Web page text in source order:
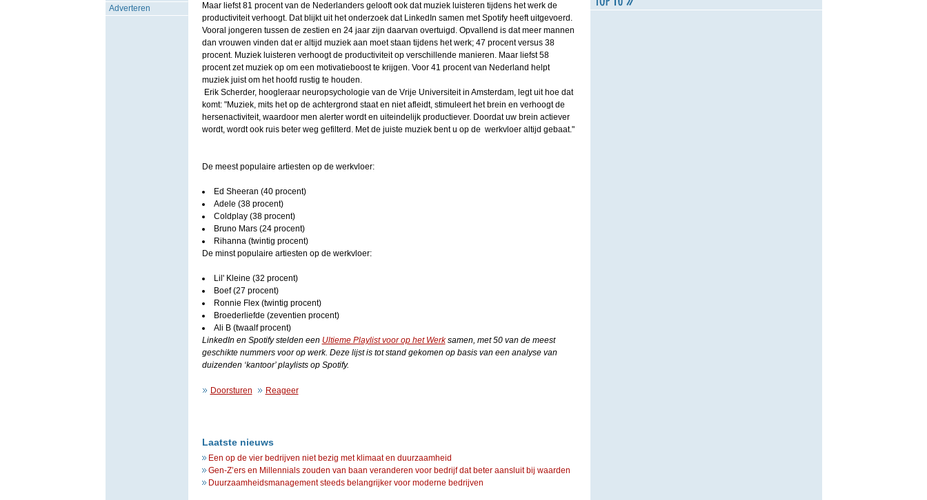
Adverteren
Maar liefst 81 procent van de Nederlanders gelooft ook dat muziek luisteren tijdens het werk de
productiviteit verhoogt. Dat blijkt uit het onderzoek dat LinkedIn samen met Spotify heeft uitgevoerd.
Vooral jongeren tussen de zestien en 24 jaar zijn daarvan overtuigd. Opvallend is dat meer mannen
dan vrouwen vinden dat er altijd muziek aan moet staan tijdens het werk; 47 procent versus 38
procent. Muziek luisteren verhoogt de productiviteit op verschillende manieren. Maar liefst 58
procent zet muziek op om een motivatieboost te krijgen. Voor 41 procent van Nederland helpt
muziek juist om het hoofd rustig te houden.
Erik Scherder, hoogleraar neuropsychologie van de Vrije Universiteit in Amsterdam, legt uit hoe dat
komt: "Muziek, mits het op de achtergrond staat en niet afleidt, stimuleert het brein en verhoogt de
hersenactiviteit, waardoor men alerter wordt en uiteindelijk productiever. Doordat uw brein actiever
wordt, wordt ook ruis beter weg gefilterd. Met de juiste muziek bent u op de werkvloer altijd gebaat."
De meest populaire artiesten op de werkvloer:
Ed Sheeran (40 procent)
Adele (38 procent)
Coldplay (38 procent)
Bruno Mars (24 procent)
Rihanna (twintig procent)
De minst populaire artiesten op de werkvloer:
Lil' Kleine (32 procent)
Boef (27 procent)
Ronnie Flex (twintig procent)
Broederliefde (zeventien procent)
Ali B (twaalf procent)
LinkedIn en Spotify stelden een Ultieme Playlist voor op het Werksamen, met 50 van de meest
geschikte nummers voor op werk. Deze lijst is tot stand gekomen op basis van een analyse van
duizenden ‘kantoor’ playlists op Spotify.
Doorsturen Reageer
Laatste nieuws
Een op de vier bedrijven niet bezig met klimaat en duurzaamheid
Gen-Z’ers en Millennials zouden van baan veranderen voor bedrijf dat beter aansluit bij waarden
Duurzaamheidsmanagement steeds belangrijker voor moderne bedrijven